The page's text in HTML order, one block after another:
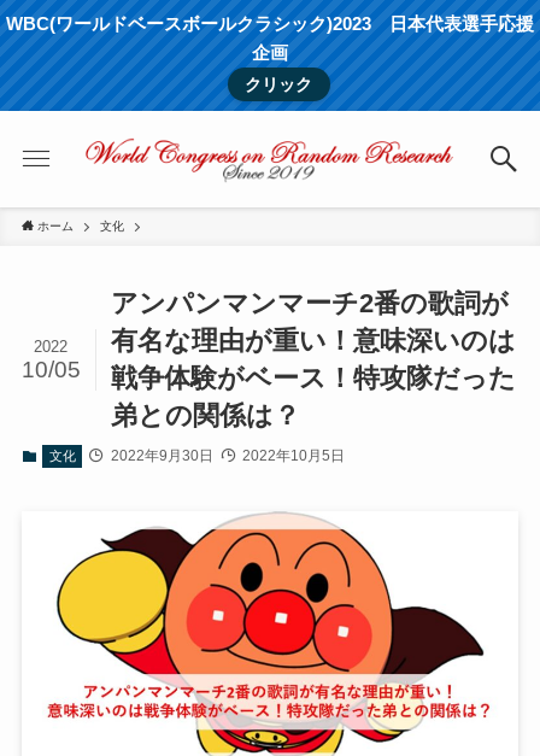
WBC(ワールドベースボールクラシック)2023 日本代表選手応援
企画
クリック
ホーム 文化
アンパンマンマーチ2番の歌詞が
有名な理由が重い！意味深いのは
戦争体験がベース！特攻隊だった
弟との関係は？
2022
10/05
文化 2022年9月30日 2022年10月5日